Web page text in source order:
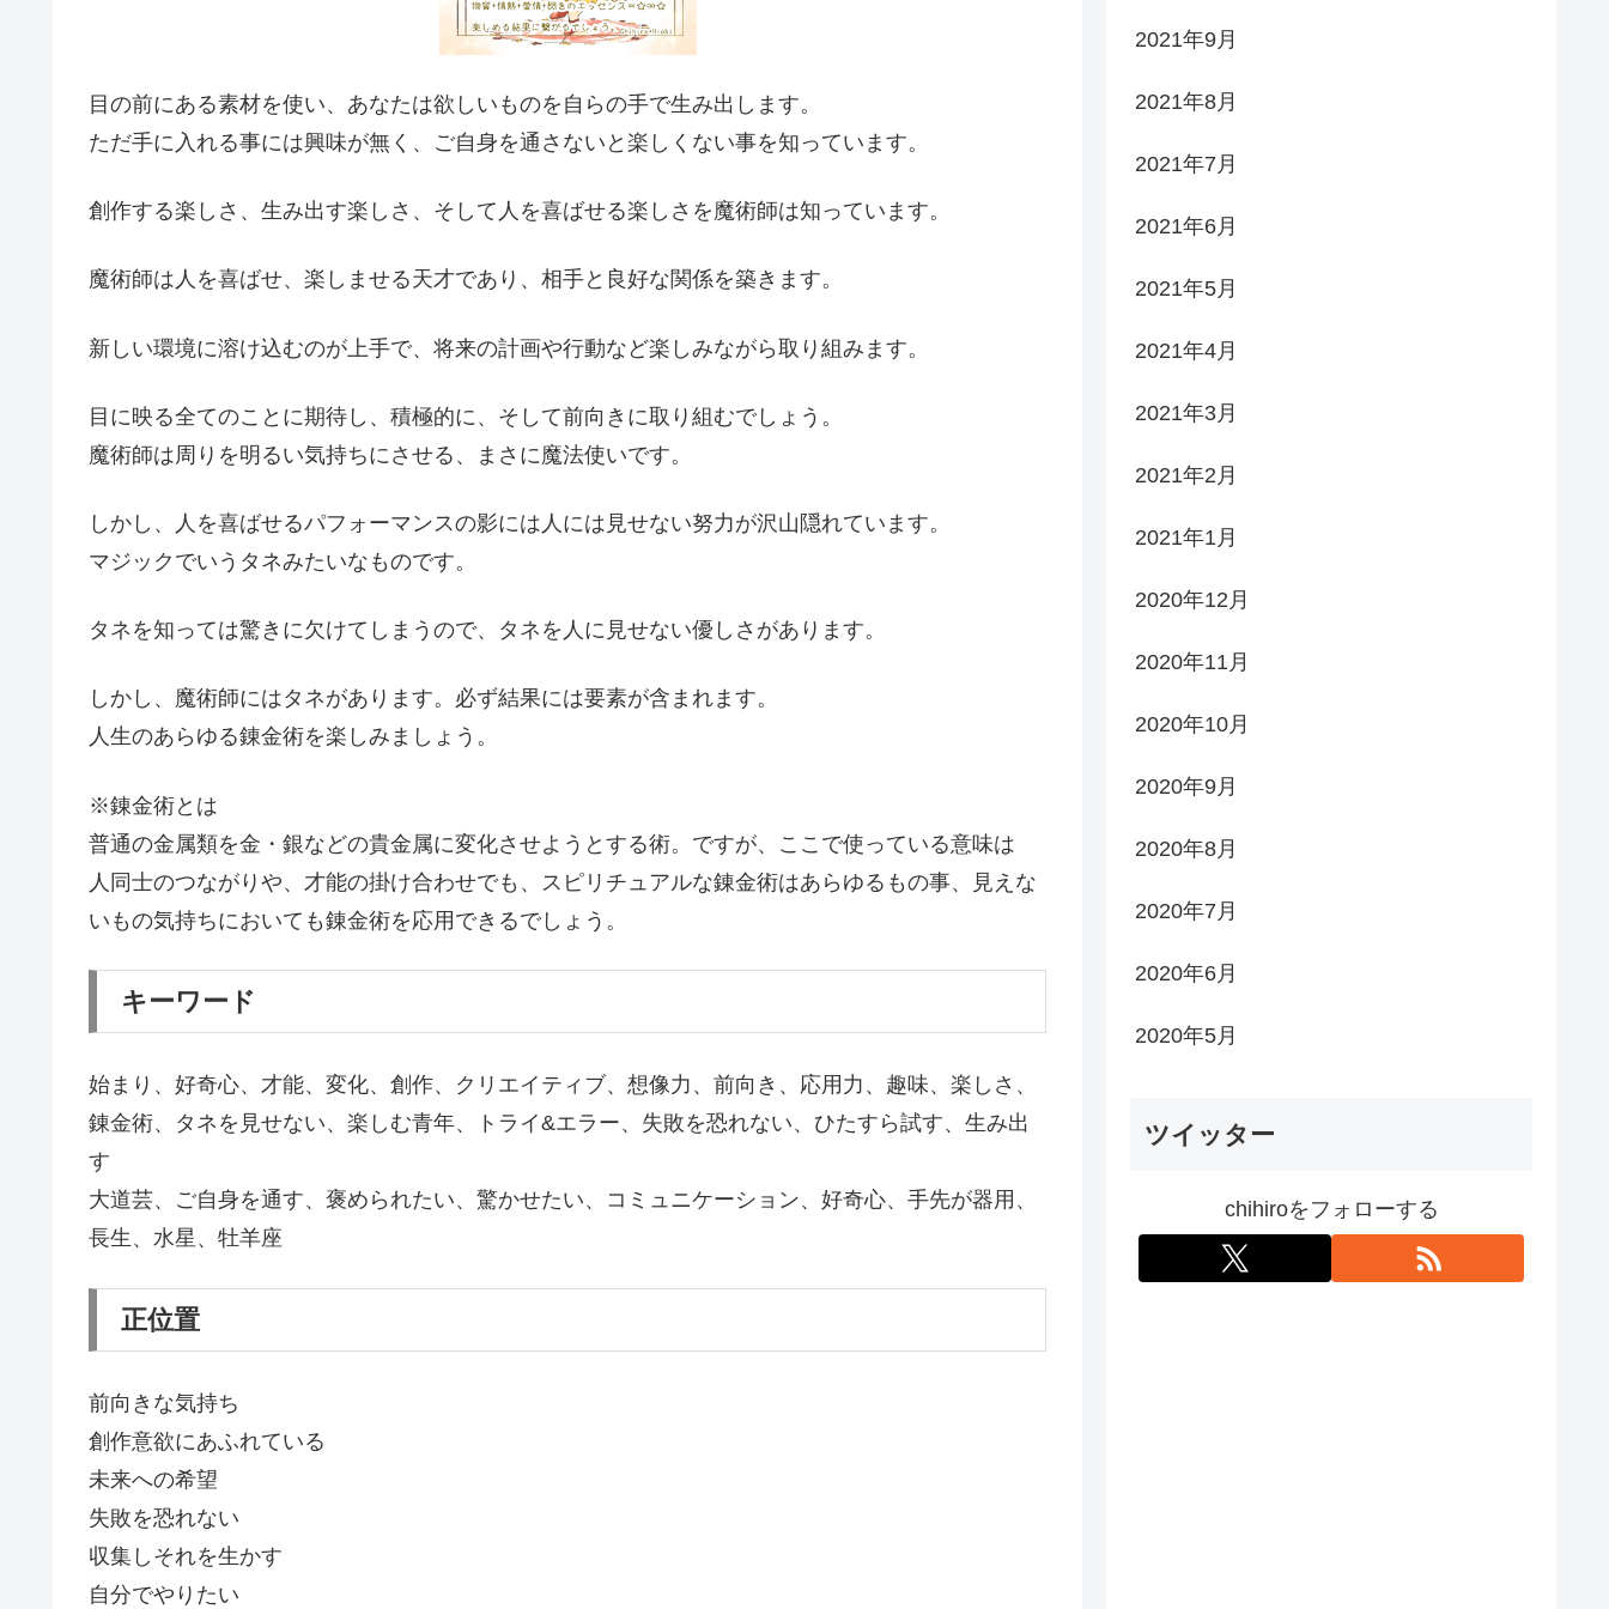
目の前にある素材を使い、あなたは欲しいものを自らの手で生み出します。
ただ手に入れる事には興味が無く、ご自身を通さないと楽しくない事を知っています。
創作する楽しさ、生み出す楽しさ、そして人を喜ばせる楽しさを魔術師は知っています。
魔術師は人を喜ばせ、楽しませる天才であり、相手と良好な関係を築きます。
新しい環境に溶け込むのが上手で、将来の計画や行動など楽しみながら取り組みます。
目に映る全てのことに期待し、積極的に、そして前向きに取り組むでしょう。
魔術師は周りを明るい気持ちにさせる、まさに魔法使いです。
しかし、人を喜ばせるパフォーマンスの影には人には見せない努力が沢山隠れています。
マジックでいうタネみたいなものです。
タネを知っては驚きに欠けてしまうので、タネを人に見せない優し さがあります。
しかし、魔術師にはタネがあります。必ず結果には要素が含まれます。
人生のあらゆる錬金術を楽しみましょう。
※錬金術とは
普通の金属類を金・銀などの貴金属に変化させようとする術。ですが、ここで使っている意味は
人同士のつながりや、才能の掛け合わせでも、スピリチュアルな錬金術はあらゆるもの事、見えな
いもの気持ちにおいても錬金術を応用できるでしょう。
キーワード
始まり、好奇心、才能、変化、創作、クリエイティブ、想像力、前向き、応用力、趣味、楽しさ、
錬金術、タネを見せない、楽しむ青年、トライ&エラー、失敗を恐れない、ひたすら試す、生み出
す
大道芸、ご自身を通す、褒められたい、驚かせたい、コミュニケーション、好奇心、手先が器用、
長生、水星、牡羊座
正位置
前向きな気持ち
創作意欲にあふれている
未来への希望
失敗を恐れない
収集しそれを生かす
自分でやりたい
2021年9月
2021年8月
2021年7月
2021年6月
2021年5月
2021年4月
2021年3月
2021年2月
2021年1月
2020年12月
2020年11月
2020年10月
2020年9月
2020年8月
2020年7月
2020年6月
2020年5月
ツイッター
chihiroをフォローする